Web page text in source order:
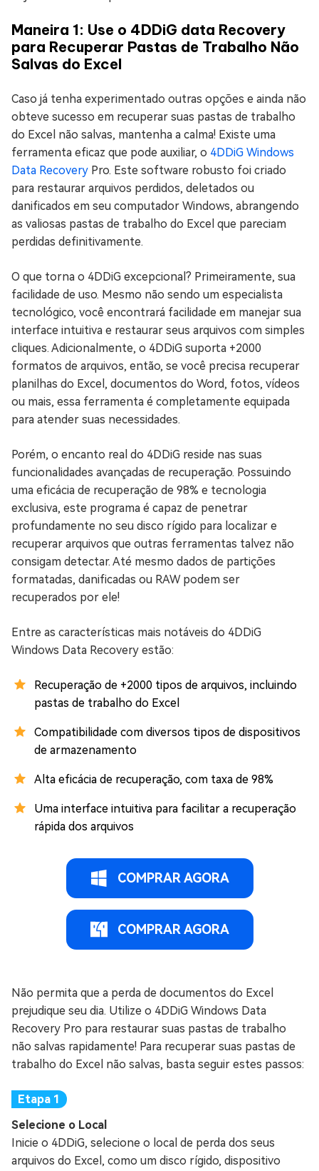
Maneira 1: Use o 4DDiG data Recovery
para Recuperar Pastas de Trabalho Não
Salvas do Excel
Caso já tenha experimentado outras opções e ainda não
obteve sucesso em recuperar suas pastas de trabalho
do Excel não salvas, mantenha a calma! Existe uma
ferramenta eficaz que pode auxiliar, o 4DDiG Windows
Data Recovery Pro. Este software robusto foi criado
para restaurar arquivos perdidos, deletados ou
danificados em seu computador Windows, abrangendo
as valiosas pastas de trabalho do Excel que pareciam
perdidas definitivamente.
O que torna o 4DDiG excepcional? Primeiramente, sua
facilidade de uso. Mesmo não sendo um especialista
tecnológico, você encontrará facilidade em manejar sua
interface intuitiva e restaurar seus arquivos com simples
cliques. Adicionalmente, o 4DDiG suporta +2000
formatos de arquivos, então, se você precisa recuperar
planilhas do Excel, documentos do Word, fotos, vídeos
ou mais, essa ferramenta é completamente equipada
para atender suas necessidades.
Porém, o encanto real do 4DDiG reside nas suas
funcionalidades avançadas de recuperação. Possuindo
uma eficácia de recuperação de 98% e tecnologia
exclusiva, este programa é capaz de penetrar
profundamente no seu disco rígido para localizar e
recuperar arquivos que outras ferramentas talvez não
consigam detectar. Até mesmo dados de partições
formatadas, danificadas ou RAW podem ser
recuperados por ele!
Entre as características mais notáveis do 4DDiG
Windows Data Recovery estão:
Recuperação de +2000 tipos de arquivos, incluindo
pastas de trabalho do Excel
Compatibilidade com diversos tipos de dispositivos
de armazenamento
Alta eficácia de recuperação, com taxa de 98%
Uma interface intuitiva para facilitar a recuperação
rápida dos arquivos
COMPRAR AGORA
COMPRAR AGORA
Não permita que a perda de documentos do Excel
prejudique seu dia. Utilize o 4DDiG Windows Data
Recovery Pro para restaurar suas pastas de trabalho
não salvas rapidamente! Para recuperar suas pastas de
trabalho do Excel não salvas, basta seguir estes passos:
Selecione o Local
Inicie o 4DDiG, selecione o local de perda dos seus
arquivos do Excel, como um disco rígido, dispositivo